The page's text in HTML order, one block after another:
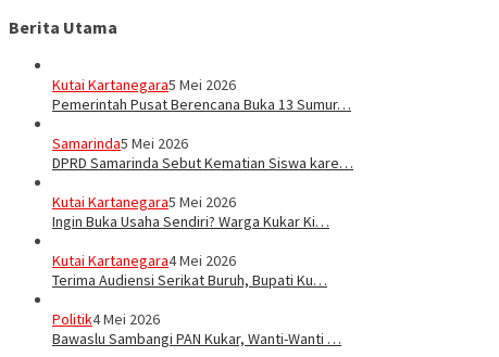
Berita Utama
Kutai Kartanegara5 Mei 2026
Pemerintah Pusat Berencana Buka 13 Sumur…
Samarinda5 Mei 2026
DPRD Samarinda Sebut Kematian Siswa kare…
Kutai Kartanegara5 Mei 2026
Ingin Buka Usaha Sendiri? Warga Kukar Ki…
Kutai Kartanegara4 Mei 2026
Terima Audiensi Serikat Buruh, Bupati Ku…
Politik4 Mei 2026
Bawaslu Sambangi PAN Kukar, Wanti-Wanti …